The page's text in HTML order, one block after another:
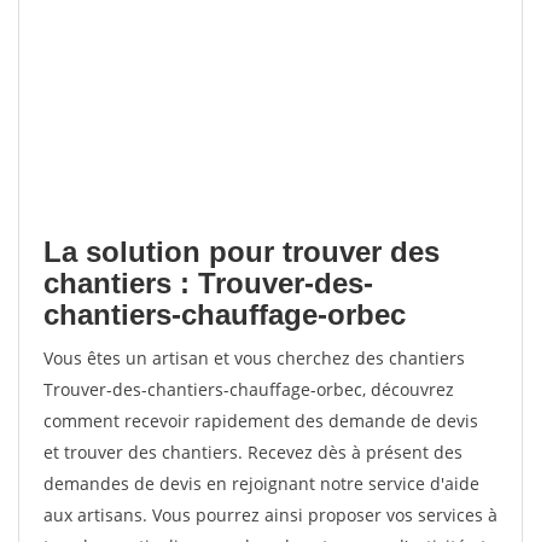
La solution pour trouver des
chantiers : Trouver-des-
chantiers-chauffage-orbec
Vous êtes un artisan et vous cherchez des chantiers
Trouver-des-chantiers-chauffage-orbec, découvrez
comment recevoir rapidement des demande de devis
et trouver des chantiers. Recevez dès à présent des
demandes de devis en rejoignant notre service d'aide
aux artisans. Vous pourrez ainsi proposer vos services à